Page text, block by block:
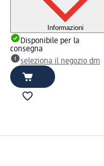
Informazioni
Disponibile per la
consegna
seleziona il negozio dm